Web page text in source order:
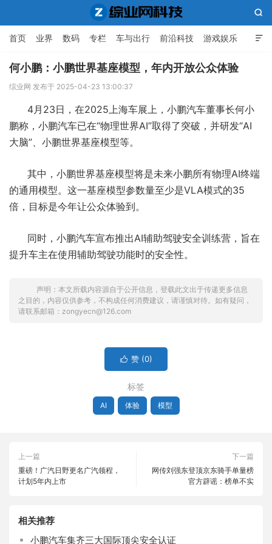

首页 业界 数码 专栏 车与出行 前沿科技 游戏娱乐
人工智能

何小鹏：小鹏世界基座模型，年内开放公众体验
综业网 发布于 2025-04-23 13:00:37
4月23日，在2025上海车展上，小鹏汽车董事长何小
鹏称，小鹏汽车已在“物理世界AI”取得了突破，并研发“AI
大脑”、小鹏世界基座模型等。
其中，小鹏世界基座模型将是未来小鹏所有物理AI终端
的通用模型。这一基座模型参数量至少是VLA模式的35
倍，目标是今年让公众体验到。
同时，小鹏汽车宣布推出AI辅助驾驶安全训练营，旨在
提升车主在使用辅助驾驶功能时的安全性。
声明：本文所载内容源自于公开信息，登载此文出于传递更多信息
之目的，内容仅供参考，不构成任何消费建议，请谨慎对待。如有疑问，
请联系邮箱：zongyecn@126.com
 赞 (0)
标签
AI 体验 模型
上一篇
重磅！广汽日野更名广汽领程，
计划5年内上市
下一篇
网传刘强东登顶京东骑手单量榜
官方辟谣：榜单不实
相关推荐
小鹏汽车集齐三大国际顶尖安全认证